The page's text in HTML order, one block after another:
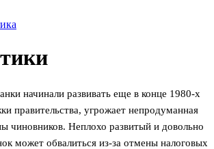
начинали развивать еще в конце 1980-х
правительства, угрожает непродуманная
чиновников. Неплохо развитый и довольно
может обвалиться из-за отмены налоговых